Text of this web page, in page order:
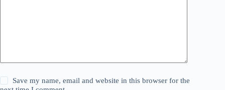
Save my name, email and website in this browser for the